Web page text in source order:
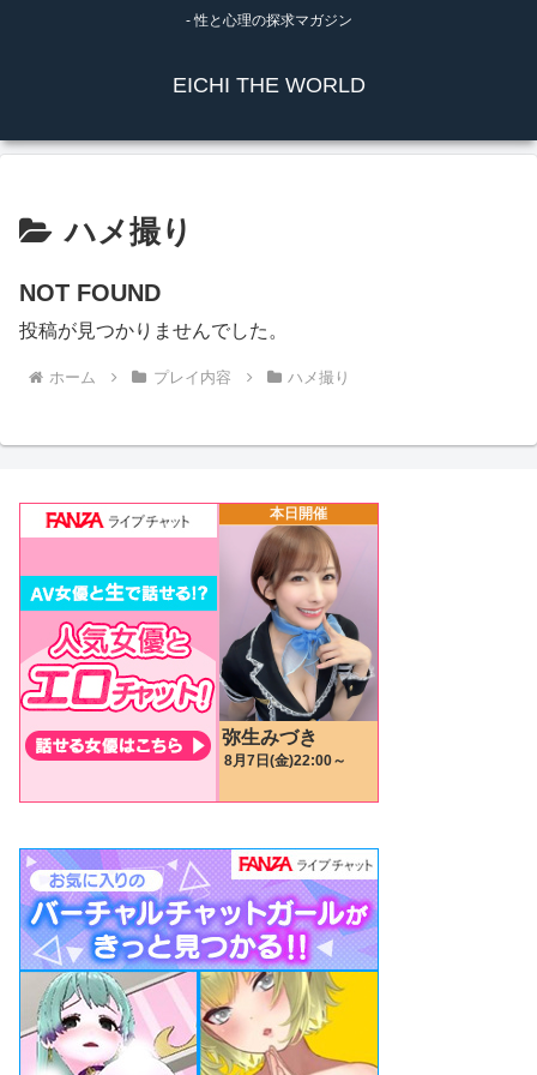
- 性と心理の探求マガジン
EICHI THE WORLD
ハメ撮り
NOT FOUND
投稿が見つかりませんでした。
ホーム プレイ内容 ハメ撮り